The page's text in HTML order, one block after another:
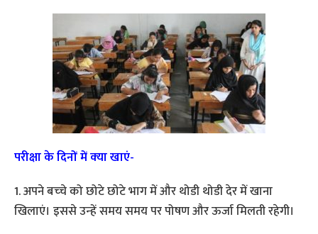
परीक्षा के दिनों में क्‍या खाएं-
1. अपने बच्‍चे को छोटे छोटे भाग में और थोडी थोडी देर में खाना
खिलाएं। इससे उन्‍हें समय समय पर पोषण और ऊर्जा मिलती रहेगी।